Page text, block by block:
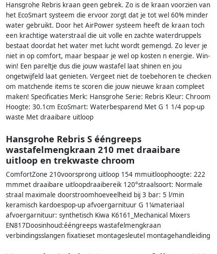
Hansgrohe Rebris kraan geen gebrek. Zo is de kraan voorzien van
het EcoSmart systeem die ervoor zorgt dat je tot wel 60% minder
water gebruikt. Door het AirPower systeem heeft de kraan toch
een krachtige waterstraal die uit volle en zachte waterdruppels
bestaat doordat het water met lucht wordt gemengd. Zo lever je
niet in op comfort, maar bespaar je wel op kosten n energie. Win-
win! Een pareltje dus die jouw wastafel laat shinen en jou
ongetwijfeld laat genieten. Vergeet niet de toebehoren te checken
om matchende items te scoren die jouw nieuwe kraan compleet
maken! Specificaties Merk: Hansgrohe Serie: Rebris Kleur: Chroom
Hoogte: 30.1cm EcoSmart: Waterbesparend Met G 1 1/4 pop-up
waste Met draaibare uitloop
Hansgrohe Rebris S ééngreeps
wastafelmengkraan 210 met draaibare
uitloop en trekwaste chroom
ComfortZone 210voorsprong uitloop 154 mmuitloophoogte: 222
mmmet draaibare uitloopdraaibereik 120°straalsoort: Normale
straal maximale doorstroomhoeveelheid bij 3 bar: 5 l/min
keramisch kardoespop-up afvoergarnituur G 1¼materiaal
afvoergarnituur: synthetisch Kiwa K6161_Mechanical Mixers
EN817Doosinhoud:ééngreeps wastafelmengkraan
verbindingsslangen fixatieset montagesleutel montagehandleiding